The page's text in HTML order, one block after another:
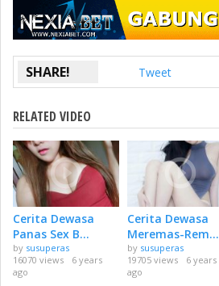
SHARE! Tweet
RELATED VIDEO
Cerita Dewasa
Panas Sex B...
by susuperas
16070 views
6 years
ago
Cerita Dewasa
Meremas-Rem...
by susuperas
19705 views
6 years
ago